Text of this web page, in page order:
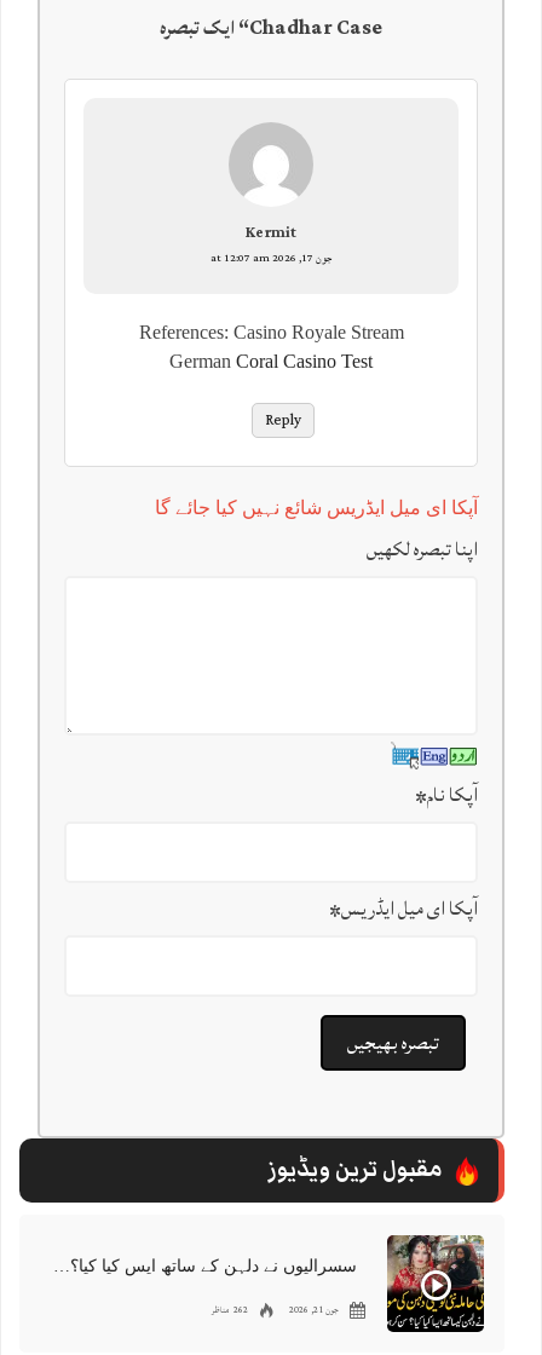
Chadhar Case“ ایک تبصرہ
Kermit
جون 17, 2026 at 12:07 am
References: Casino Royale Stream
German Coral Casino Test
Reply
آپکا ای میل ایڈریس شائع نہیں کیا جائے گا
اپنا تبصرہ لکھیں
آپکا نام*
آپکا ای میل ایڈریس*
مقبول ترین ویڈیوز
سسرالیوں نے دلہن کے ساتھ ایس کیا کیا؟سن کر ہوش اڑ جائیں گے
جون 21, 2026 262 مناظر